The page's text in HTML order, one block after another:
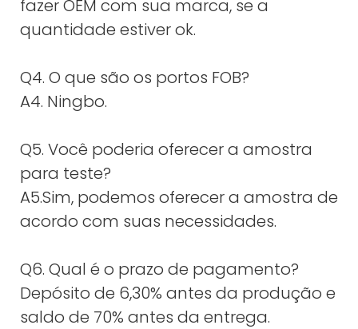
fazer OEM com sua marca, se a
quantidade estiver ok.
Q4. O que são os portos FOB?
A4. Ningbo.
Q5. Você poderia oferecer a amostra
para teste?
A5.Sim, podemos oferecer a amostra de
acordo com suas necessidades.
Q6. Qual é o prazo de pagamento?
Depósito de 6,30% antes da produção e
saldo de 70% antes da entrega.